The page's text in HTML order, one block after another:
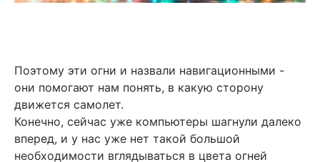
Поэтому эти огни и назвали навигационными -
они помогают нам понять, в какую сторону
движется самолет.
Конечно, сейчас уже компьютеры шагнули далеко
вперед, и у нас уже нет такой большой
необходимости вглядываться в цвета огней